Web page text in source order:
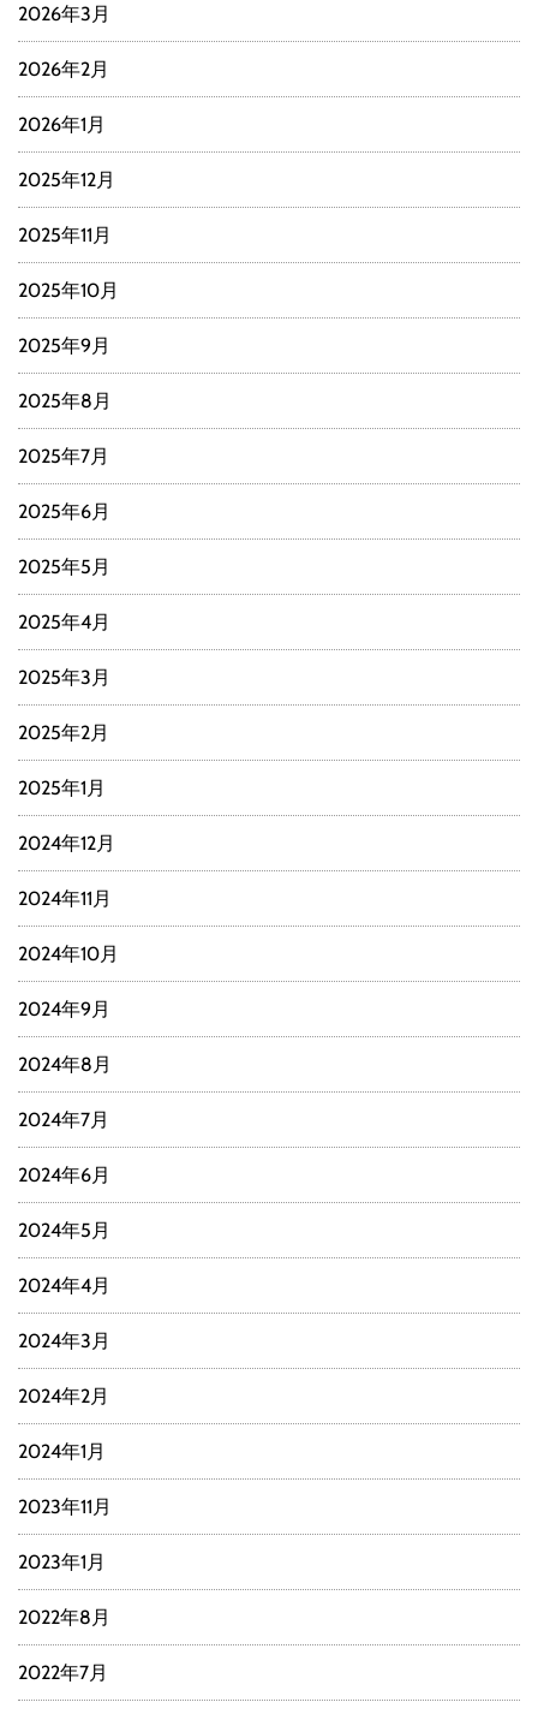
2026年3月
2026年2月
2026年1月
2025年12月
2025年11月
2025年10月
2025年9月
2025年8月
2025年7月
2025年6月
2025年5月
2025年4月
2025年3月
2025年2月
2025年1月
2024年12月
2024年11月
2024年10月
2024年9月
2024年8月
2024年7月
2024年6月
2024年5月
2024年4月
2024年3月
2024年2月
2024年1月
2023年11月
2023年1月
2022年8月
2022年7月